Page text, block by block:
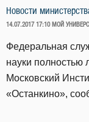
Новости
ОПУБЛИКОВАНО
14.07.2017 17:10 МОЙ
Федеральная
науки полностью
Московский
«Останкино»,